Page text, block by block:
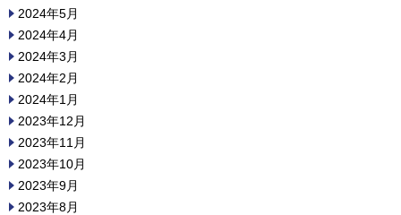
2024年5月
2024年4月
2024年3月
2024年2月
2024年1月
2023年12月
2023年11月
2023年10月
2023年9月
2023年8月